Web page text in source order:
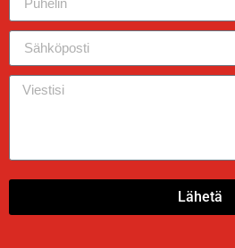
Lähetä